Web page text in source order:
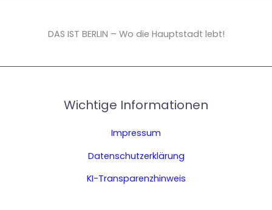
DAS IST BERLIN – Wo die Hauptstadt lebt!
Wichtige Informationen
Impressum
Datenschutzerklärung
KI-Transparenzhinweis